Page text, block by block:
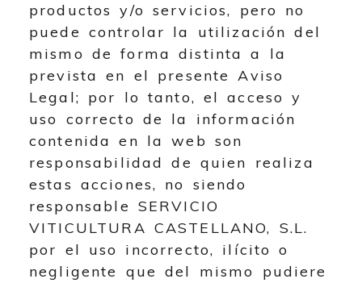
productos y/o servicios, pero no
puede controlar la utilización del
mismo de forma distinta a la
prevista en el presente Aviso
Legal; por lo tanto, el acceso y
uso correcto de la información
contenida en la web son
responsabilidad de quien realiza
estas acciones, no siendo
responsable SERVICIO
VITICULTURA CASTELLANO, S.L.
por el uso incorrecto, ilícito o
negligente que del mismo pudiere